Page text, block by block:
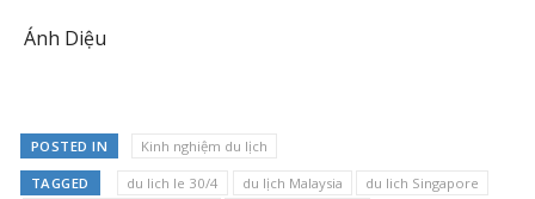
Ánh Diệu
POSTED IN Kinh nghiệm du lịch
TAGGED du lich le 30/4 du lịch Malaysia
du lich Singapore